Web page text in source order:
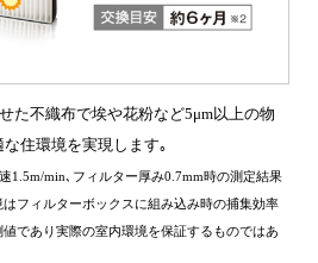
た不織布で埃や花粉など5μm以上の物
住環境を実現します｡
1.5m/min､フィルター厚み0.7mm時の測定結果
フィルターボックスに組み込み時の捕集効率
であり実際の室内環境を保証するものではあ